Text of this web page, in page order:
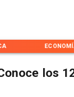
los